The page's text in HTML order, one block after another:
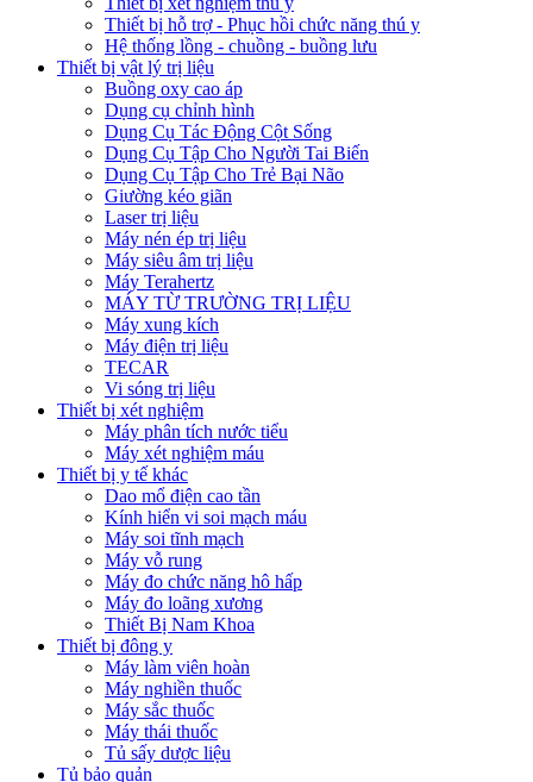
Thiết bị hỗ trợ - Phục hồi chức năng thú y
Hệ thống lồng - chuồng - buồng lưu
Thiết bị vật lý trị liệu
Buồng oxy cao áp
Dụng cụ chỉnh hình
Dụng Cụ Tác Động Cột Sống
Dụng Cụ Tập Cho Người Tai Biến
Dụng Cụ Tập Cho Trẻ Bại Não
Giường kéo giãn
Laser trị liệu
Máy nén ép trị liệu
Máy siêu âm trị liệu
Máy Terahertz
MÁY TỪ TRƯỜNG TRỊ LIỆU
Máy xung kích
Máy điện trị liệu
TECAR
Vi sóng trị liệu
Thiết bị xét nghiệm
Máy phân tích nước tiểu
Máy xét nghiệm máu
Thiết bị y tế khác
Dao mổ điện cao tần
Kính hiển vi soi mạch máu
Máy soi tĩnh mạch
Máy vỗ rung
Máy đo chức năng hô hấp
Máy đo loãng xương
Thiết Bị Nam Khoa
Thiết bị đông y
Máy làm viên hoàn
Máy nghiền thuốc
Máy sắc thuốc
Máy thái thuốc
Tủ sấy dược liệu
Tủ bảo quản